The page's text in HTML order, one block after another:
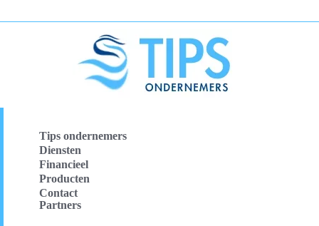
Tips ondernemers
Diensten
Financieel
Producten
Contact
Partners